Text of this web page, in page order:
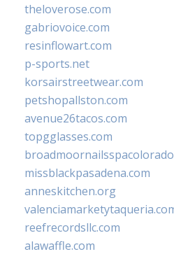
theloverose.com
gabriovoice.com
resinflowart.com
p-sports.net
korsairstreetwear.com
petshopallston.com
avenue26tacos.com
topgglasses.com
missblackpasadena.com
anneskitchen.org
reefrecordsllc.com
alawaffle.com